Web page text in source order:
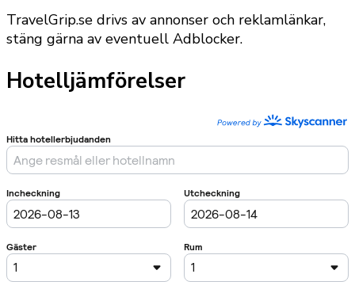
TravelGrip.se drivs av annonser och reklamlänkar,
stäng gärna av eventuell Adblocker.
Hotelljämförelser